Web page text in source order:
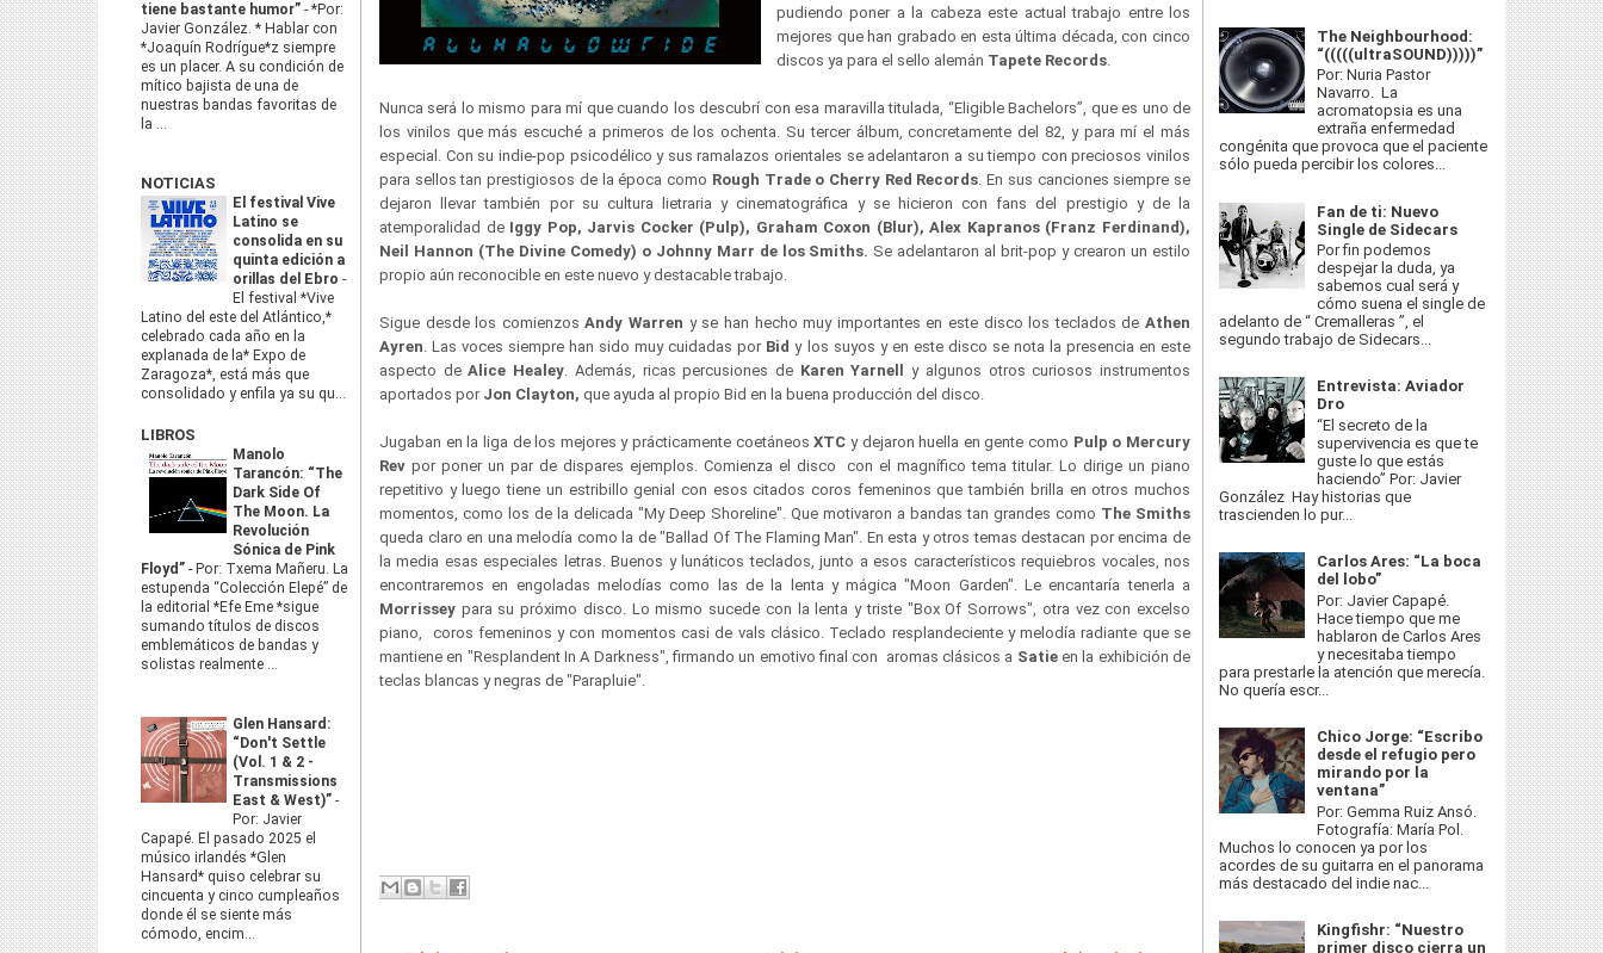
tiene bastante humor” -*Por:
Javier González. * Hablar con
*Joaquín Rodrígue*z siempre
es un placer. A su condición de
mítico bajista de una de
nuestras bandas favoritas de
la ...
NOTICIAS
El festival Vive
Latino se
consolida en su
quinta edición a
orillas del Ebro -
El festival *Vive
Latino del este del Atlántico,*
celebrado cada año en la
explanada de la* Expo de
Zaragoza*, está más que
consolidado y enfila ya su qu...
LIBROS
Manolo
Tarancón: “The
Dark Side Of
The Moon. La
Revolución
Sónica de Pink
Floyd” - Por: Txema Mañeru. La
estupenda “Colección Elepé” de
la editorial *Efe Eme *sigue
sumando títulos de discos
emblemáticos de bandas y
solistas realmente ...
Glen Hansard:
“Don't Settle
(Vol. 1 & 2 -
Transmissions
East & West)” -
Por: Javier
Capapé. El pasado 2025 el
músico irlandés *Glen
Hansard* quiso celebrar su
cincuenta y cinco cumpleaños
donde él se siente más
cómodo, encim...
pudiendo poner a la cabeza este actual trabajo entre los
mejores que han grabado en esta última década, con cinco
discos ya para el sello alemán Tapete Records.
Nunca será lo mismo para mí que cuando los descubrí con esa maravilla titulada, “Eligible Bachelors”, que es uno de
los vinilos que más escuché a primeros de los ochenta. Su tercer álbum, concretamente del 82, y para mí el más
especial. Con su indie-pop psicodélico y sus ramalazos orientales se adelantaron a su tiempo con preciosos vinilos
para sellos tan prestigiosos de la época como Rough Trade o Cherry Red Records. En sus canciones siempre se
dejaron llevar también por su cultura lietraria y cinematográfica y se hicieron con fans del prestigio y de la
atemporalidad deIggy Pop, Jarvis Cocker (Pulp), Graham Coxon (Blur), Alex Kapranos (Franz Ferdinand),
Neil Hannon (The Divine Comedy) o Johnny Marr de los Smiths. Se adelantaron al brit-pop y crearon un estilo
propio aún reconocible en este nuevo y destacable trabajo.
Sigue desde los comienzosAndy Warren y se han hecho muy importantes en este disco los teclados deAthen
Ayren. Las voces siempre han sido muy cuidadas por Bidy los suyos y en este disco se nota la presencia en este
aspecto deAlice Healey. Además, ricas percusiones de Karen Yarnell
y algunos otros curiosos instrumentos
aportados por Jon Clayton, que ayuda al propio Bid en la buena producción del disco.
Jugaban en la liga de los mejores y prácticamente coetáneosXTC y dejaron huella en gente como Pulp o Mercury
Rev por poner un par de dispares ejemplos. Comienza el disco con el magnífico tema titular. Lo dirige un piano
repetitivo y luego tiene un estribillo genial con esos citados coros femeninos que también brilla en otros muchos
momentos, como los de la delicada "My Deep Shoreline". Que motivaron a bandas tan grandes como The Smiths
queda claro en una melodía como la de "Ballad Of The Flaming Man". En esta y otros temas destacan por encima de
la media esas especiales letras. Buenos y lunáticos teclados, junto a esos característicos requiebros vocales, nos
encontraremos en engoladas melodías como las de la lenta y mágica "Moon Garden". Le encantaría tenerla a
Morrissey para su próximo disco. Lo mismo sucede con la lenta y triste "Box Of Sorrows", otra vez con excelso
piano, coros femeninos y con momentos casi de vals clásico. Teclado resplandeciente y melodía radiante que se
mantiene en "Resplandent In A Darkness", firmando un emotivo final con aromas clásicos a Satieen la exhibición de
teclas blancas y negras de "Parapluie".
The Neighbourhood:
“(((((ultraSOUND)))))”
Por: Nuria Pastor
Navarro. La
acromatopsia es una
extraña enfermedad
congénita que provoca que el paciente
sólo pueda percibir los colores...
Fan de ti: Nuevo
Single de Sidecars
Por fin podemos
despejar la duda, ya
sabemos cual será y
cómo suena el single de
adelanto de “ Cremalleras ”, el
segundo trabajo de Sidecars...
Entrevista: Aviador
Dro
“El secreto de la
supervivencia es que te
guste lo que estás
haciendo” Por: Javier
González Hay historias que
trascienden lo pur...
Carlos Ares: “La boca
del lobo”
Por: Javier Capapé.
Hace tiempo que me
hablaron de Carlos Ares
y necesitaba tiempo
para prestarle la atención que merecía.
No quería escr...
Chico Jorge: “Escribo
desde el refugio pero
mirando por la
ventana”
Por: Gemma Ruiz Ansó.
Fotografía: María Pol.
Muchos lo conocen ya por los
acordes de su guitarra en el panorama
más destacado del indie nac...
Kingfishr: “Nuestro
primer disco cierra un